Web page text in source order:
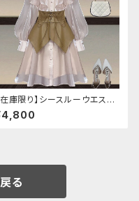
在庫限り】シースルーウエスト
ルトワンピースセットアップ（ラ
トピンク：Lサイズ
る